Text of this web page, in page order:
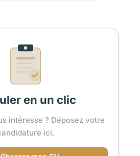
en un clic
intéresse ? Déposez votre
ici.